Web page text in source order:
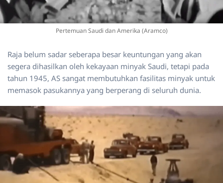
Pertemuan Saudi dan Amerika (Aramco)
Raja belum sadar seberapa besar keuntungan yang akan
segera dihasilkan oleh kekayaan minyak Saudi, tetapi pada
tahun 1945, AS sangat membutuhkan fasilitas minyak untuk
memasok pasukannya yang berperang di seluruh dunia.